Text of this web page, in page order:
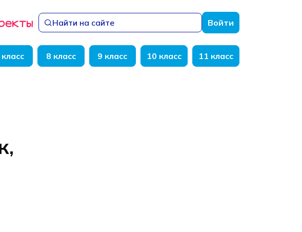
Найти на сайте Войти
8 класс 9 класс 10 класс 11 класс